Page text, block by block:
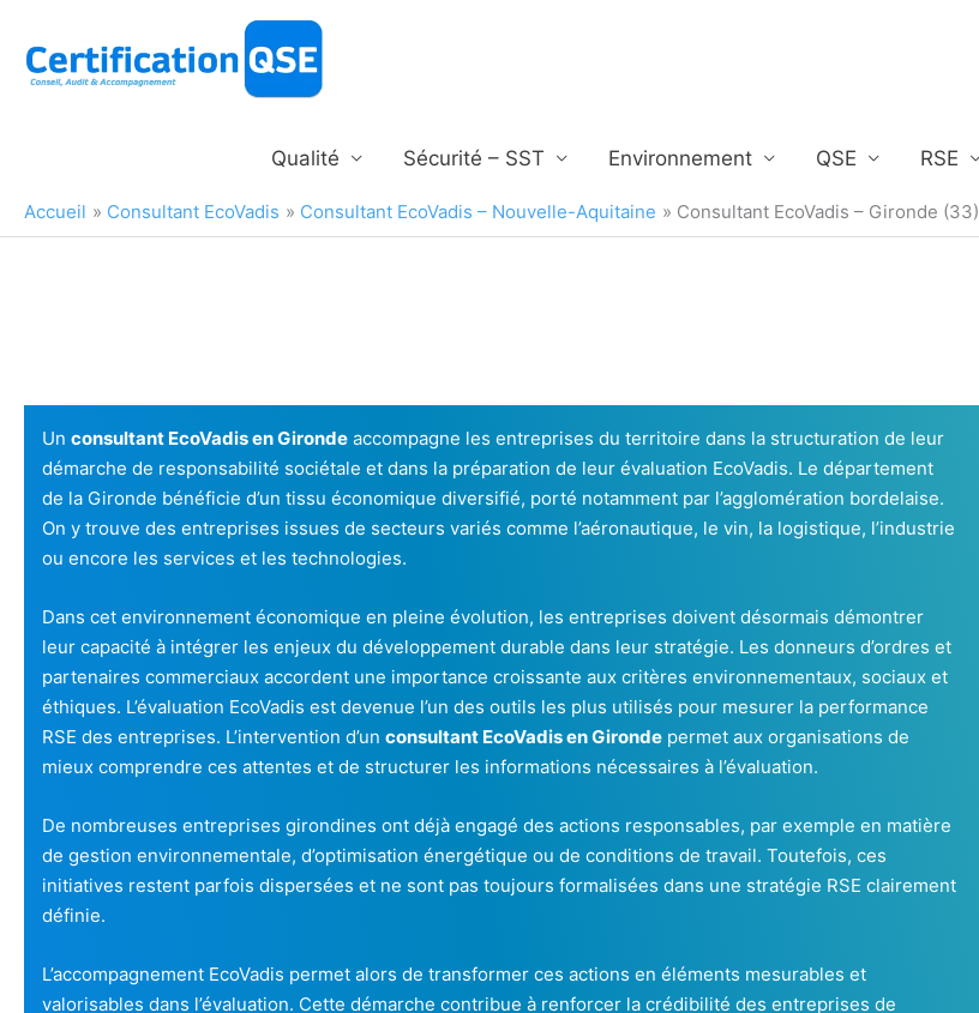
contenu
Qualité Sécurité – SST Environnement QSE RSE
Accueil Consultant EcoVadis Consultant EcoVadis – Nouvelle-Aquitaine Consultant EcoVadis – Gironde (33)
Un consultant EcoVadis en Gironde accompagne les entreprises du territoire dans la structuration de leur
démarche de responsabilité sociétale et dans la préparation de leur évaluation EcoVadis. Le département
de la Gironde bénéficie d’un tissu économique diversifié, porté notamment par l’agglomération bordelaise.
On y trouve des entreprises issues de secteurs variés comme l’aéronautique, le vin, la logistique, l’industrie
ou encore les services et les technologies.
Dans cet environnement économique en pleine évolution, les entreprises doivent désormais démontrer
leur capacité à intégrer les enjeux du développement durable dans leur stratégie. Les donneurs d’ordres et
partenaires commerciaux accordent une importance croissante aux critères environnementaux, sociaux et
éthiques. L’évaluation EcoVadis est devenue l’un des outils les plus utilisés pour mesurer la performance
RSE des entreprises. L’intervention d’un consultant EcoVadis en Gironde permet aux organisations de
mieux comprendre ces attentes et de structurer les informations nécessaires à l’évaluation.
De nombreuses entreprises girondines ont déjà engagé des actions responsables, par exemple en matière
de gestion environnementale, d’optimisation énergétique ou de conditions de travail. Toutefois, ces
initiatives restent parfois dispersées et ne sont pas toujours formalisées dans une stratégie RSE clairement
définie.
L’accompagnement EcoVadis permet alors de transformer ces actions en éléments mesurables et
valorisables dans l’évaluation. Cette démarche contribue à renforcer la crédibilité des entreprises de